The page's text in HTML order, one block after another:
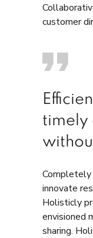
customer
timely
Completely
innovate
Holisticly
envisioned
sharing.